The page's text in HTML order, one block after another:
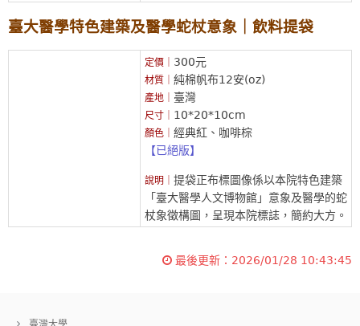
臺大醫學特色建築及醫學蛇杖意象｜飲料提袋
定價｜ 300元
材質｜ 純棉帆布12安(oz)
產地｜ 臺灣
尺寸｜ 10*20*10cm
顏色｜ 經典紅、咖啡棕
【已絕版】
說明｜ 提袋正布標圖像係以本院特色建築
「臺大醫學人文博物館」意象及醫學的蛇
杖象徵構圖，呈現本院標誌，簡約大方。
最後更新： 2026/01/28 10:43:45